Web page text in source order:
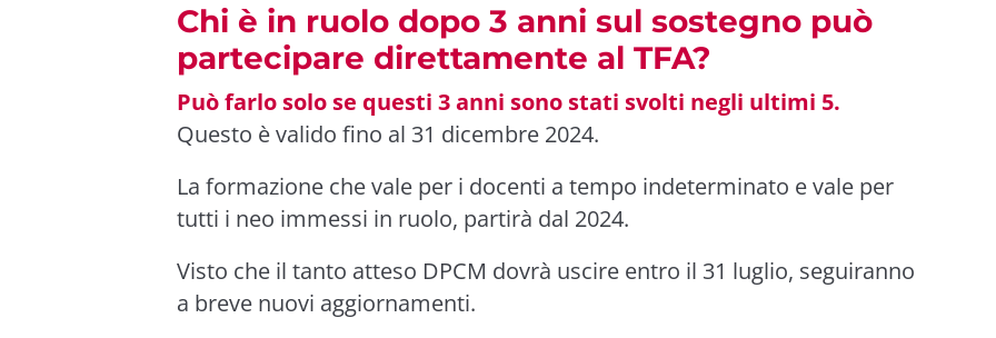
Chi è in ruolo dopo 3 anni sul sostegno può
partecipare direttamente al TFA?
Può farlo solo se questi 3 anni sono stati svolti negli ultimi 5.
Questo è valido fino al 31 dicembre 2024.
La formazione che vale per i docenti a tempo indeterminato e vale per
tutti i neo immessi in ruolo, partirà dal 2024.
Visto che il tanto atteso DPCM dovrà uscire entro il 31 luglio, seguiranno
a breve nuovi aggiornamenti.